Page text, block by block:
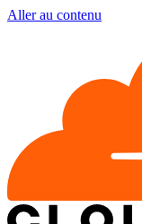
Aller au contenu